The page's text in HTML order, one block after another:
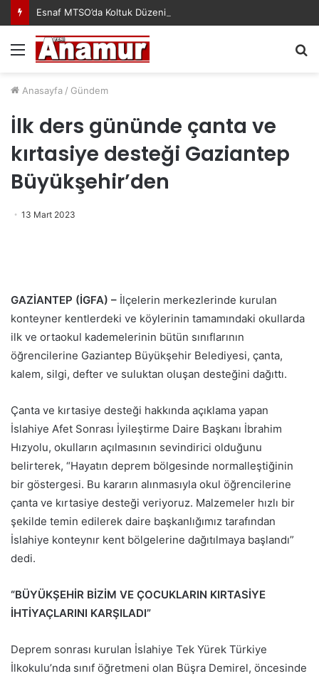
Esnaf MTSO’da Koltuk Düzenine İsyan Etti!
Menü
Anasayfa / Gündem
İlk ders gününde çanta ve
kırtasiye desteği Gaziantep
Büyükşehir’den
13 Mart 2023
GAZİANTEP (İGFA) – İlçelerin merkezlerinde kurulan
konteyner kentlerdeki ve köylerinin tamamındaki okullarda
ilk ve ortaokul kademelerinin bütün sınıflarının
öğrencilerine Gaziantep Büyükşehir Belediyesi, çanta,
kalem, silgi, defter ve suluktan oluşan desteğini dağıttı.
Çanta ve kırtasiye desteği hakkında açıklama yapan
İslahiye Afet Sonrası İyileştirme Daire Başkanı İbrahim
Hızyolu, okulların açılmasının sevindirici olduğunu
belirterek, “Hayatın deprem bölgesinde normalleştiğinin
bir göstergesi. Bu kararın alınmasıyla okul öğrencilerine
çanta ve kırtasiye desteği veriyoruz. Malzemeler hızlı bir
şekilde temin edilerek daire başkanlığımız tarafından
İslahiye konteynır kent bölgelerine dağıtılmaya başlandı”
dedi.
“BÜYÜKŞEHİR BİZİM VE ÇOCUKLARIN KIRTASİYE
İHTİYAÇLARINI KARŞILADI”
Deprem sonrası kurulan İslahiye Tek Yürek Türkiye
İlkokulu’nda sınıf öğretmeni olan Büşra Demirel, öncesinde